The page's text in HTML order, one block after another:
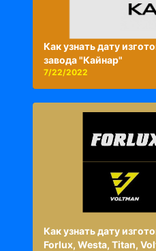
Как узнать дату
завода "Кайнар"
7/22/2022
Как узнать дату
Forlux, Westa, Titan,